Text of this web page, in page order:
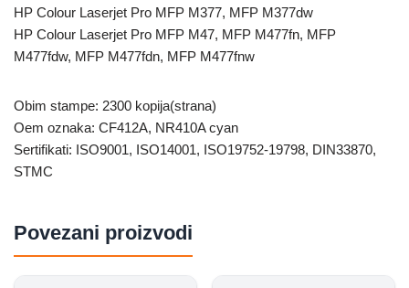
HP Colour Laserjet Pro MFP M377, MFP M377dw
HP Colour Laserjet Pro MFP M47, MFP M477fn, MFP
M477fdw, MFP M477fdn, MFP M477fnw
Obim stampe: 2300 kopija(strana)
Oem oznaka: CF412A, NR410A cyan
Sertifikati: ISO9001, ISO14001, ISO19752-19798, DIN33870,
STMC
Povezani proizvodi